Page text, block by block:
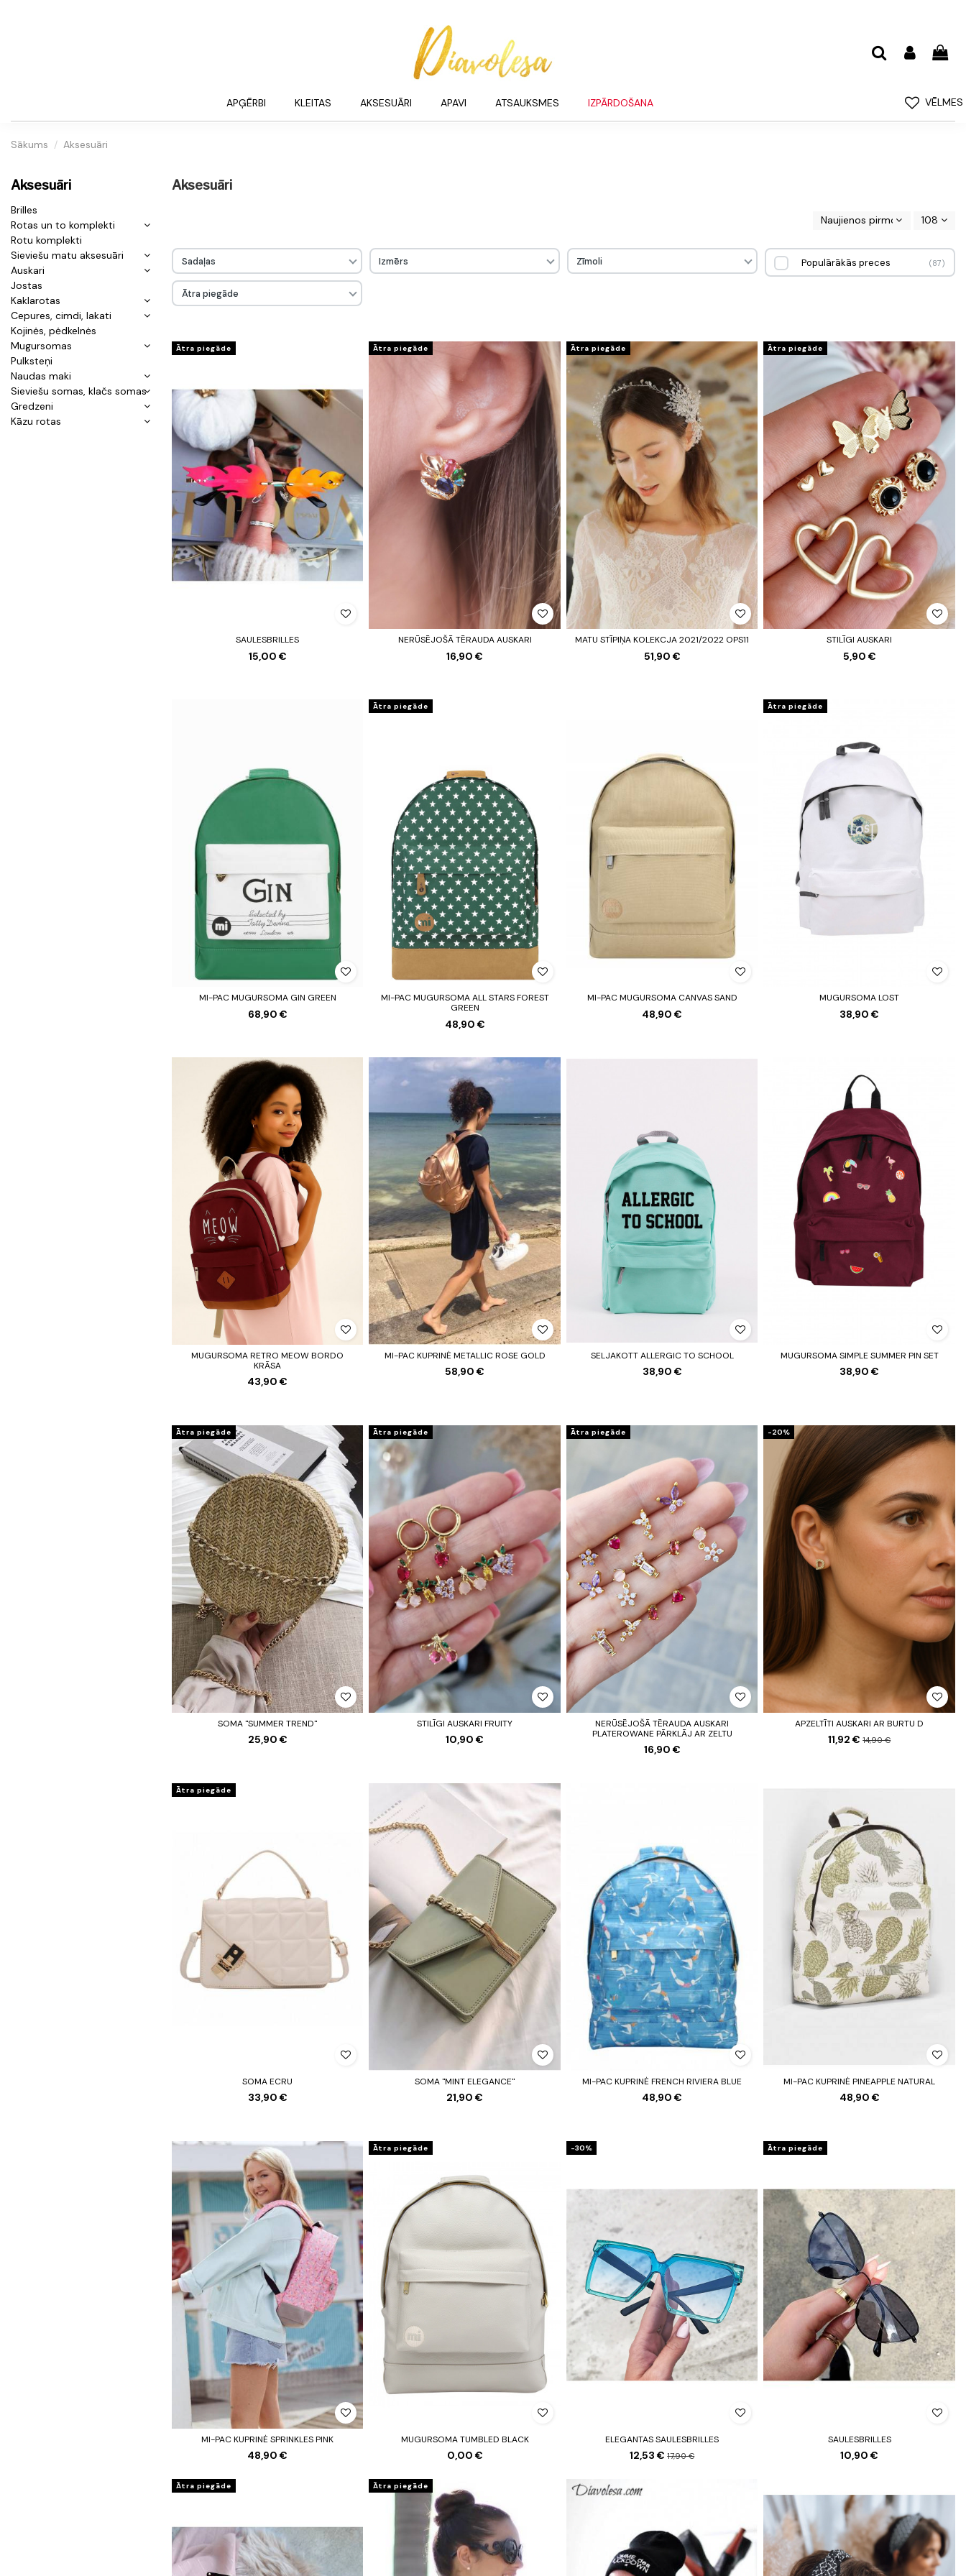
APĢĒRBI KLEITAS AKSESUĀRI APAVI ATSAUKSMES IZPĀRDOŠANA VĒLMES
Sākums Aksesuāri
Aksesuāri
Naujienos pirmos 108
Sadaļas Izmērs Zīmoli Populārākās preces 87
Ātra piegāde
Ātra piegāde
SAULESBRILLES
15,00 €
Ātra piegāde
NERŪSĒJOŠĀ TĒRAUDA AUSKARI
16,90 €
Ātra piegāde
MATU STĪPIŅA KOLEKCJA 2021/2022 OPS11
51,90 €
Ātra piegāde
STILĪGI AUSKARI
5,90 €
MI-PAC MUGURSOMA GIN GREEN
68,90 €
Ātra piegāde
MI-PAC MUGURSOMA ALL STARS FOREST
GREEN
48,90 €
MI-PAC MUGURSOMA CANVAS SAND
48,90 €
Ātra piegāde
MUGURSOMA LOST
38,90 €
MUGURSOMA RETRO MEOW BORDO
KRĀSA
43,90 €
MI-PAC KUPRINĖ METALLIC ROSE GOLD
58,90 €
SELJAKOTT ALLERGIC TO SCHOOL
38,90 €
MUGURSOMA SIMPLE SUMMER PIN SET
38,90 €
Ātra piegāde
SOMA "SUMMER TREND"
25,90 €
Ātra piegāde
STILĪGI AUSKARI FRUITY
10,90 €
Ātra piegāde
NERŪSĒJOŠĀ TĒRAUDA AUSKARI
PLATEROWANE PĀRKLĀJ AR ZELTU
16,90 €
-20%
APZELTĪTI AUSKARI AR BURTU D
11,92 €14,90 €
Ātra piegāde
SOMA ECRU
33,90 €
SOMA "MINT ELEGANCE"
21,90 €
MI-PAC KUPRINĖ FRENCH RIVIERA BLUE
48,90 €
MI-PAC KUPRINĖ PINEAPPLE NATURAL
48,90 €
MI-PAC KUPRINĖ SPRINKLES PINK
48,90 €
Ātra piegāde
MUGURSOMA TUMBLED BLACK
0,00 €
-30%
ELEGANTAS SAULESBRILLES
12,53 €17,90 €
Ātra piegāde
SAULESBRILLES
10,90 €
Ātra piegāde Ātra piegāde
Aksesuāri
Brilles
Rotas un to komplekti
Rotu komplekti
Sieviešu matu aksesuāri
Auskari
Jostas
Kaklarotas
Cepures, cimdi, lakati
Kojinės, pėdkelnės
Mugursomas
Pulksteņi
Naudas maki
Sieviešu somas, klačs somas
Gredzeni
Kāzu rotas